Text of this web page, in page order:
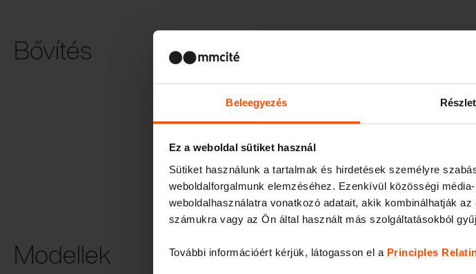
Beleegyezés
Ez a weboldal sütiket használ
Sütiket használunk a tartalmak és hirdetések személyre
weboldalforgalmunk elemzéséhez. Ezenkívül közösségi
weboldalhasználatra vonatkozó adatait, akik kombinálhatják
számukra vagy az Ön által használt más szolgáltatásokból
További információért kérjük, látogasson el a Principles
Bővítés
Vezeték nélküli
töltés
USB töltés
Modellek